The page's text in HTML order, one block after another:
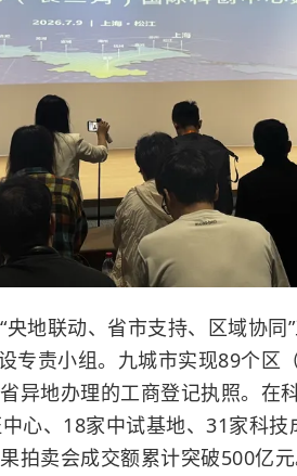
地联动、省市支持、区域协同
专责小组。九城市实现89个区
异地办理的工商登记执照。在
心、18家中试基地、31家科
拍卖会成交额累计突破500亿